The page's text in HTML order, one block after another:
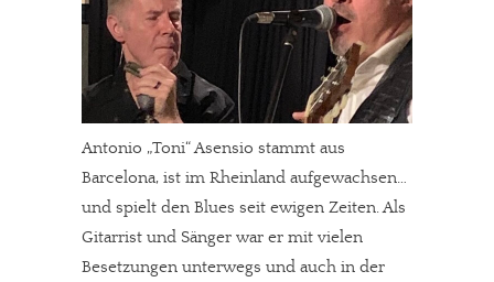
Antonio „Toni“ Asensio stammt aus
Barcelona, ist im Rheinland aufgewachsen…
und spielt den Blues seit ewigen Zeiten. Als
Gitarrist und Sänger war er mit vielen
Besetzungen unterwegs und auch in der